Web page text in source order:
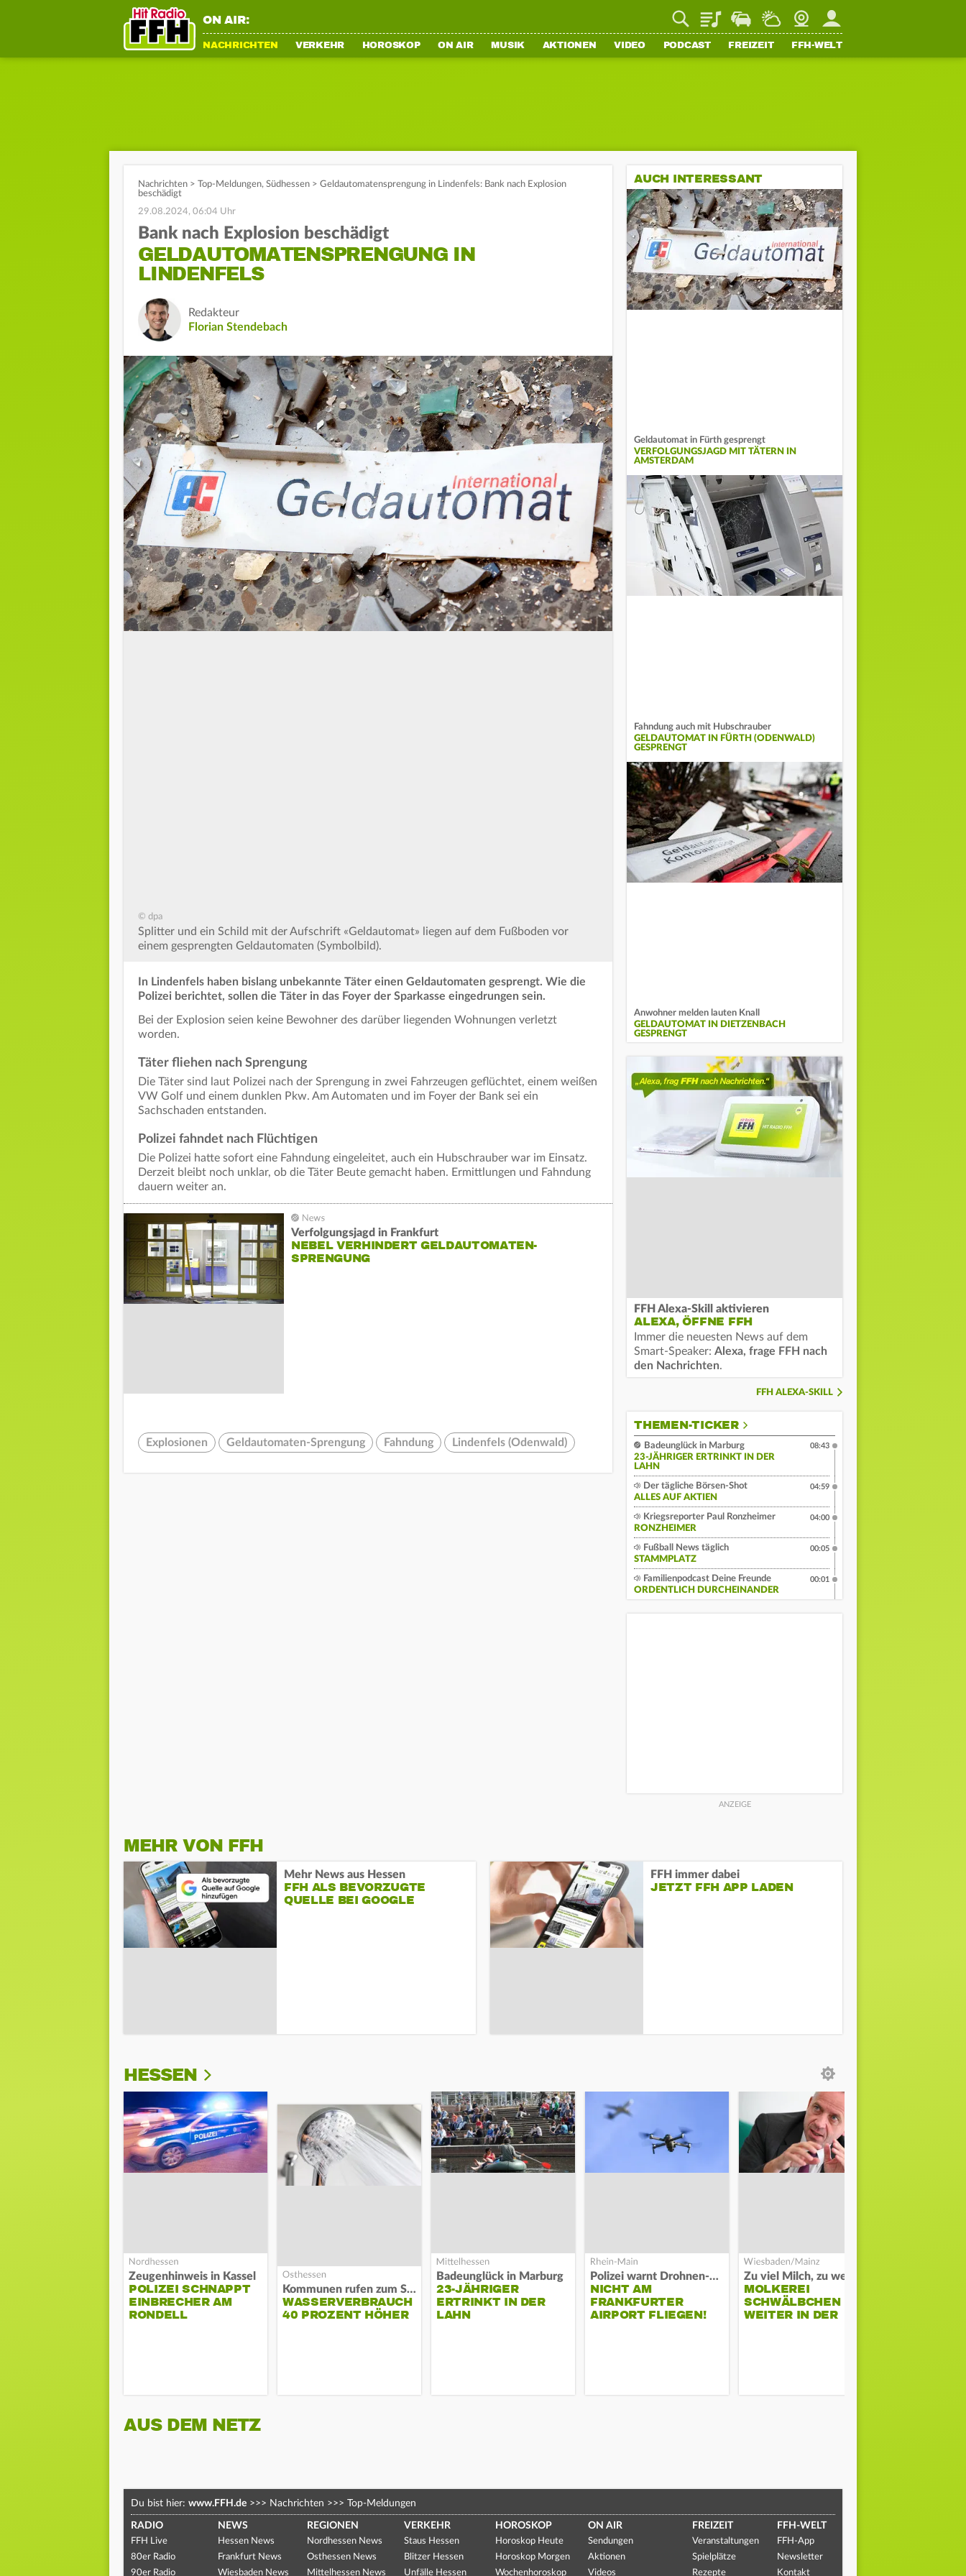
ON AIR: PlaylistStaupilotWetterWebcamMein FFH
NACHRICHTEN VERKEHR HOROSKOP ON AIR MUSIK AKTIONEN VIDEO PODCAST FREIZEIT FFH-WELT
Nachrichten > Top-Meldungen, Südhessen > Geldautomatensprengung in Lindenfels: Bank nach Explosion
beschädigt
29.08.2024, 06:04 Uhr
Bank nach Explosion beschädigt
GELDAUTOMATENSPRENGUNG IN
LINDENFELS
Redakteur
Florian Stendebach
© dpa
Splitter und ein Schild mit der Aufschrift «Geldautomat» liegen auf dem Fußboden vor
einem gesprengten Geldautomaten (Symbolbild).
In Lindenfels haben bislang unbekannte Täter einen Geldautomaten gesprengt. Wie die
Polizei berichtet, sollen die Täter in das Foyer der Sparkasse eingedrungen sein.
Bei der Explosion seien keine Bewohner des darüber liegenden Wohnungen verletzt
worden.
Täter fliehen nach Sprengung
Die Täter sind laut Polizei nach der Sprengung in zwei Fahrzeugen geflüchtet, einem weißen
VW Golf und einem dunklen Pkw. Am Automaten und im Foyer der Bank sei ein
Sachschaden entstanden.
Polizei fahndet nach Flüchtigen
Die Polizei hatte sofort eine Fahndung eingeleitet, auch ein Hubschrauber war im Einsatz.
Derzeit bleibt noch unklar, ob die Täter Beute gemacht haben. Ermittlungen und Fahndung
dauern weiter an.
Verfolgungsjagd in Frankfurt
NEBEL VERHINDERT GELDAUTOMATEN-
SPRENGUNG
Explosionen Geldautomaten-Sprengung Fahndung Lindenfels (Odenwald)
AUCH INTERESSANT
Geldautomat in Fürth gesprengt
VERFOLGUNGSJAGD MIT TÄTERN IN
AMSTERDAM
Fahndung auch mit Hubschrauber
GELDAUTOMAT IN FÜRTH (ODENWALD)
GESPRENGT
Anwohner melden lauten Knall
GELDAUTOMAT IN DIETZENBACH
GESPRENGT
FFH Alexa-Skill aktivieren
ALEXA, ÖFFNE FFH
Immer die neuesten News auf dem
Smart-Speaker: Alexa, frage FFH nach
den Nachrichten.
FFH ALEXA-SKILL
THEMEN-TICKER
Badeunglück in Marburg
23-JÄHRIGER ERTRINKT IN DER
LAHN
08:43
Der tägliche Börsen-Shot
ALLES AUF AKTIEN
04:59
Kriegsreporter Paul Ronzheimer
RONZHEIMER
04:00
Fußball News täglich
STAMMPLATZ
00:05
Familienpodcast Deine Freunde
ORDENTLICH DURCHEINANDER
00:01
MEHR VON FFH
Mehr News aus Hessen
FFH ALS BEVORZUGTE
QUELLE BEI GOOGLE
FFH immer dabei
JETZT FFH APP LADEN
HESSEN
Zeugenhinweis in Kassel
POLIZEI SCHNAPPT
EINBRECHER AM
RONDELL
Kommunen rufen zum Sparen auf
WASSERVERBRAUCH
40 PROZENT HÖHER
Badeunglück in Marburg
23-JÄHRIGER
ERTRINKT IN DER
LAHN
Polizei warnt Drohnen-Besitzer
NICHT AM
FRANKFURTER
AIRPORT FLIEGEN!
MOLKEREI
SCHWÄLBCHEN
WEITER IN DER
AUS DEM NETZ
Du bist hier: www.FFH.de >>> Nachrichten >>> Top-Meldungen
RADIO
FFH Live
80er Radio
90er Radio
NEWS
Hessen News
Frankfurt News
Wiesbaden News
REGIONEN
Nordhessen News
Osthessen News
Mittelhessen News
VERKEHR
Staus Hessen
Blitzer Hessen
Unfälle Hessen
HOROSKOP
Horoskop Heute
Horoskop Morgen
Wochenhoroskop
ON AIR
Sendungen
Aktionen
Videos
FREIZEIT
Veranstaltungen
Spielplätze
Rezepte
FFH-WELT
FFH-App
Newsletter
Kontakt